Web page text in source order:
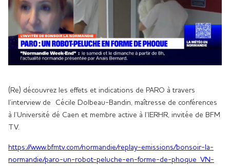
(Re) découvrez les effets et indications de PARO à travers
l’interview de Cécile Dolbeau-Bandin, maîtresse de conférences
à l’Université dé Caen et membre active à l’IERHR, invitée de BFM
TV.
https://www.bfmtv.com/normandie/replay-emissions/bonsoir-la-
normandie/paro-un-robot-peluche-en-forme-de-phoque_VN-